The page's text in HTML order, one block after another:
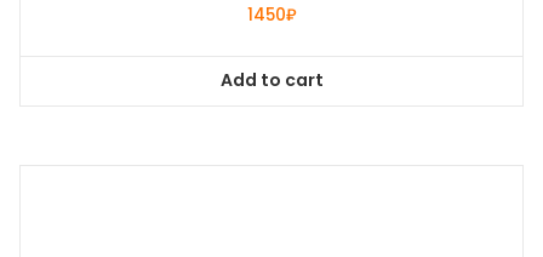
1450₽
Add to cart